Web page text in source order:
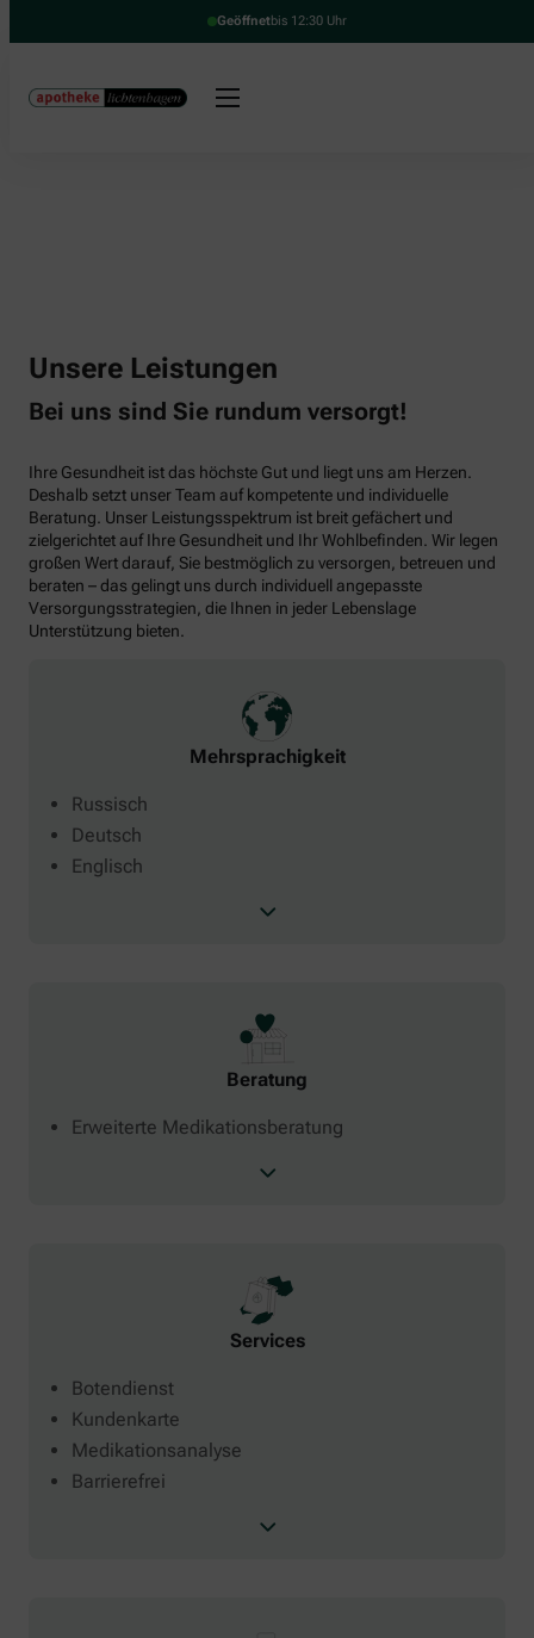
Geöffnetbis 12:30 Uhr
Unsere Leistungen
Bei uns sind Sie rundum versorgt!
Ihre Gesundheit ist das höchste Gut und liegt uns am Herzen.
Deshalb setzt unser Team auf kompetente und individuelle
Beratung. Unser Leistungsspektrum ist breit gefächert und
zielgerichtet auf Ihre Gesundheit und Ihr Wohlbefinden. Wir legen
großen Wert darauf, Sie bestmöglich zu versorgen, betreuen und
beraten – das gelingt uns durch individuell angepasste
Versorgungsstrategien, die Ihnen in jeder Lebenslage
Unterstützung bieten.
Mehrsprachigkeit
Russisch
Deutsch
Englisch
Beratung
Erweiterte Medikationsberatung
Services
Botendienst
Kundenkarte
Medikationsanalyse
Barrierefrei